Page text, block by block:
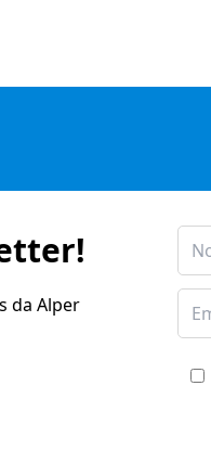
da Alper